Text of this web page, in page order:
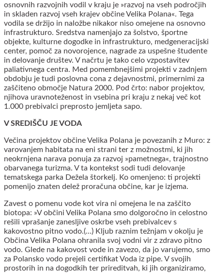
osnovnih razvojnih vodil v kraju je »razvoj na vseh področjih
in skladen razvoj vseh krajev občine Velika Polana«. Tega
vodila se držijo in naložbe nikakor niso omejene na osnovno
infrastrukturo. Sredstva namenjajo za šolstvo, športne
objekte, kulturne dogodke in infrastrukturo, medgeneracijski
center, pomoč za novorojence, nagrade za uspešne študente
in delovanje društev. V načrtu je tako celo vzpostavitev
paliativnega centra. Med pomembnejšimi projekti v zadnjem
obdobju je tudi poslovna cona z dejavnostmi, primernimi za
zaščiteno območje Natura 2000. Pod črto: nabor projektov,
njihova uravnoteženost in vsebina pri kraju z nekaj več kot
1.000 prebivalci preprosto jemljeta sapo.
V SREDIŠČU JE VODA
Večina projektov občine Velika Polana je povezanih z Muro: z
varovanjem habitata na eni strani ter z možnostmi, ki jih
neokrnjena narava ponuja za razvoj »pametnega«, trajnostno
obarvanega turizma. V ta kontekst sodi tudi delovanje
tematskega parka Dežela štorkelj. Ko omenjeno: ti projekti
pomenijo znaten delež proračuna občine, kar je izjema.
Zavest o pomenu vode kot vira ni omejena le na zaščito
biotopa: »V občini Velika Polana smo dolgoročno in celostno
rešili vprašanje zanesljive oskrbe vseh prebivalcev s
kakovostno pitno vodo.(…) Kljub raznim težnjam v okolju je
Občina Velika Polana ohranila svoj vodni vir z zdravo pitno
vodo. Glede na kakovost vode in zavezo, da jo varujemo, smo
za Polansko vodo prejeli certifikat Voda iz pipe. V svojih
prostorih in na dogodkih ter prireditvah, ki jih organiziramo,